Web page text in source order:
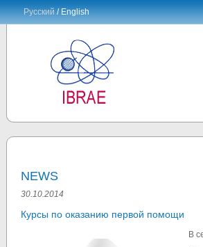
Русский/ English
NEWS
30.10.2014
Курсы по оказанию первой помощи
В